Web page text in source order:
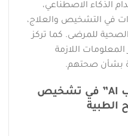
الذكاء الاصطناعي،
في التشخيص والعلاج،
للمرضى. كما تركز
اللازمة
بشأن صحتهم.
كيف تعمل منصة “طبيب AI” في تشخيص
الطبية